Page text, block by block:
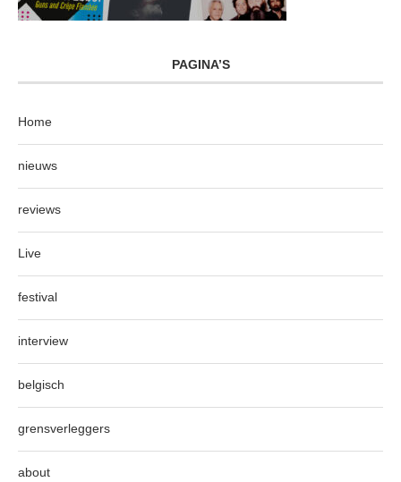
PAGINA’S
Home
nieuws
reviews
Live
festival
interview
belgisch
grensverleggers
about